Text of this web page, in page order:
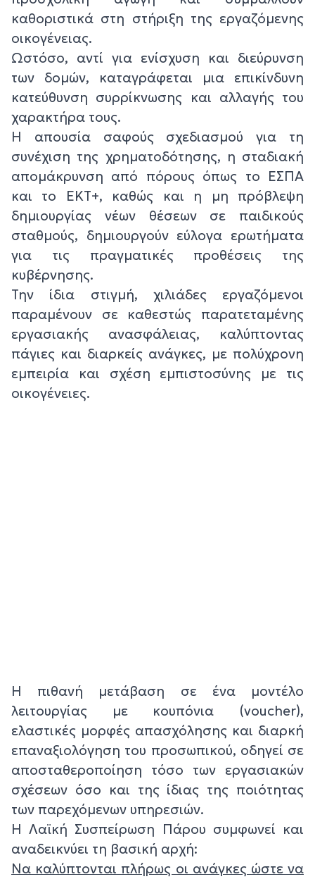
καθοριστικά στη στήριξη της εργαζόμενης
οικογένειας.
Ωστόσο, αντί για ενίσχυση και διεύρυνση
των δομών, καταγράφεται μια επικίνδυνη
κατεύθυνση συρρίκνωσης και αλλαγής του
χαρακτήρα τους.
Η απουσία σαφούς σχεδιασμού για τη
συνέχιση της χρηματοδότησης, η σταδιακή
απομάκρυνση από πόρους όπως το ΕΣΠΑ
και το ΕΚΤ+, καθώς και η μη πρόβλεψη
δημιουργίας νέων θέσεων σε παιδικούς
σταθμούς, δημιουργούν εύλογα ερωτήματα
για τις πραγματικές προθέσεις της
κυβέρνησης.
Την ίδια στιγμή, χιλιάδες εργαζόμενοι
παραμένουν σε καθεστώς παρατεταμένης
εργασιακής ανασφάλειας, καλύπτοντας
πάγιες και διαρκείς ανάγκες, με πολύχρονη
εμπειρία και σχέση εμπιστοσύνης με τις
οικογένειες.
Η πιθανή μετάβαση σε ένα μοντέλο
λειτουργίας με κουπόνια (voucher),
ελαστικές μορφές απασχόλησης και διαρκή
επαναξιολόγηση του προσωπικού, οδηγεί σε
αποσταθεροποίηση τόσο των εργασιακών
σχέσεων όσο και της ίδιας της ποιότητας
των παρεχόμενων υπηρεσιών.
Η Λαϊκή Συσπείρωση Πάρου συμφωνεί και
αναδεικνύει τη βασική αρχή:
Να καλύπτονται πλήρως οι ανάγκες ώστε να